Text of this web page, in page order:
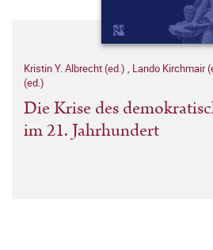
Kristin Y. Albrecht (ed.) , Lando Kirchmair
(ed.)
Die Krise des
im 21. Jahrhundert